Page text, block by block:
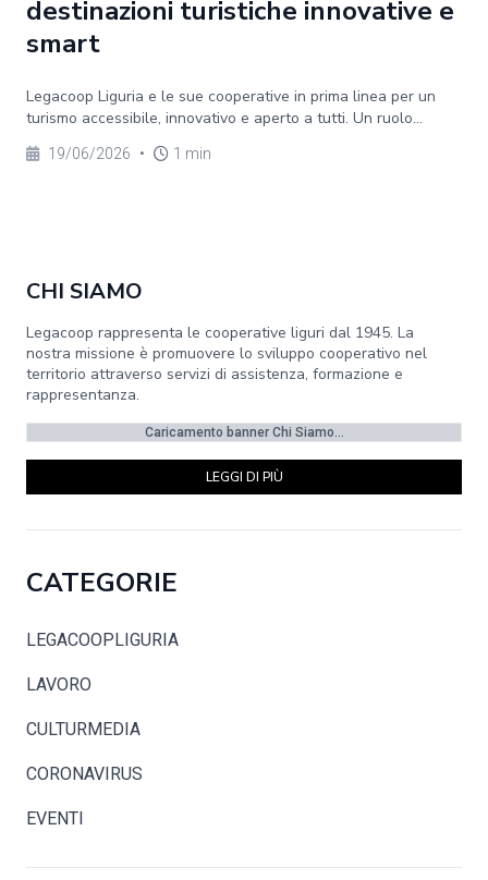
destinazioni turistiche innovative e
smart
Legacoop Liguria e le sue cooperative in prima linea per un
turismo accessibile, innovativo e aperto a tutti. Un ruolo...
19/06/2026 • 1 min
CHI SIAMO
Legacoop rappresenta le cooperative liguri dal 1945. La
nostra missione è promuovere lo sviluppo cooperativo nel
territorio attraverso servizi di assistenza, formazione e
rappresentanza.
Caricamento banner Chi Siamo...
LEGGI DI PIÙ
CATEGORIE
LEGACOOPLIGURIA
LAVORO
CULTURMEDIA
CORONAVIRUS
EVENTI